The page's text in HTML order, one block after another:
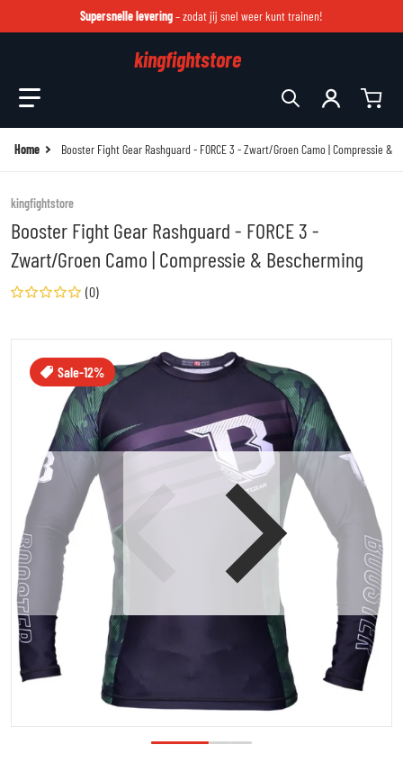
Supersnelle levering– zodat jij snel weer kunt trainen!
kingfightstore
Home Booster Fight Gear Rashguard - FORCE 3 - Zwart/Groen Camo | Compressie &
Sale-12%
Open media 1 in galerijweergave
kingfightstore
Booster Fight Gear Rashguard - FORCE 3 -
Zwart/Groen Camo | Compressie & Bescherming
(0)